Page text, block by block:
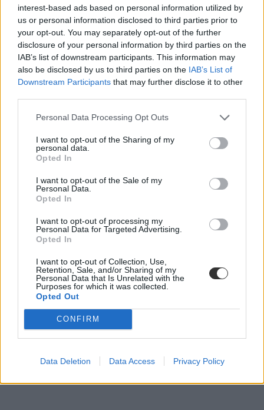
interest-based ads based on personal information utilized by
us or personal information disclosed to third parties prior to
your opt-out. You may separately opt-out of the further
disclosure of your personal information by third parties on the
IAB’s list of downstream participants. This information may
also be disclosed by us to third parties on the IAB’s List of
Downstream Participants that may further disclose it to other
Personal Data Processing Opt Outs
I want to opt-out of the Sharing of my
personal data.
Opted In
I want to opt-out of the Sale of my
Personal Data.
Opted In
I want to opt-out of processing my
Personal Data for Targeted Advertising.
Opted In
I want to opt-out of Collection, Use,
Retention, Sale, and/or Sharing of my
Personal Data that Is Unrelated with the
Purposes for which it was collected.
Opted Out
CONFIRM
Data Deletion Data Access Privacy Policy
nyelvvizsga diploma
diploma nyelvvizsga nélkül
nyelvvizsga követelmény